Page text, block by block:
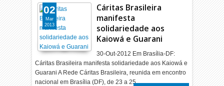
Cáritas Brasileira
manifesta
solidariedade aos
Kaiowá e Guarani
30-Out-2012 Em Brasília-DF:
Cáritas Brasileira manifesta solidariedade aos Kaiowá e
Guarani A Rede Cáritas Brasileira, reunida em encontro
nacional em Brasília (DF), de 23 a 25…
02
Mar
2013